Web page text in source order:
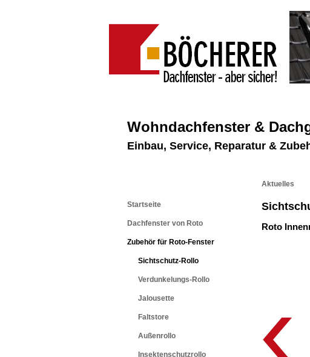
Wohndachfenster &
Einbau, Service, Reparatur &
Startseite
Dachfenster von Roto
Zubehör für Roto-Fenster
Sichtschutz-Rollo
Verdunkelungs-Rollo
Jalousette
Faltstore
Außenrollo
Insektenschutzrollo
Aktuelles
Roto